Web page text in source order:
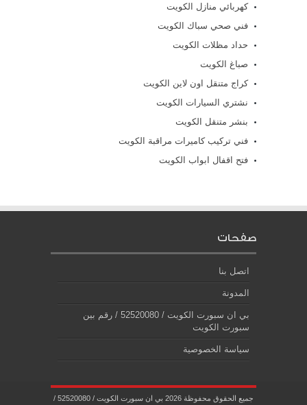
كهربائي منازل الكويت
فني صحي سباك الكويت
حداد مظلات الكويت
صباغ الكويت
كراج متنقل اون لاين الكويت
نشتري السيارات الكويت
بنشر متنقل الكويت
فني تركيب كاميرات مراقبة الكويت
فتح اقفال ابواب الكويت
صفحات
اتصل بنا
المدونة
بي ان سبورت الكويت / 52520080 / رقم بين
سبورت الكويت
سياسة الخصوصية
جميع الحقوق محفوظة 2026 بي ان سبورت الكويت / 52520080 /